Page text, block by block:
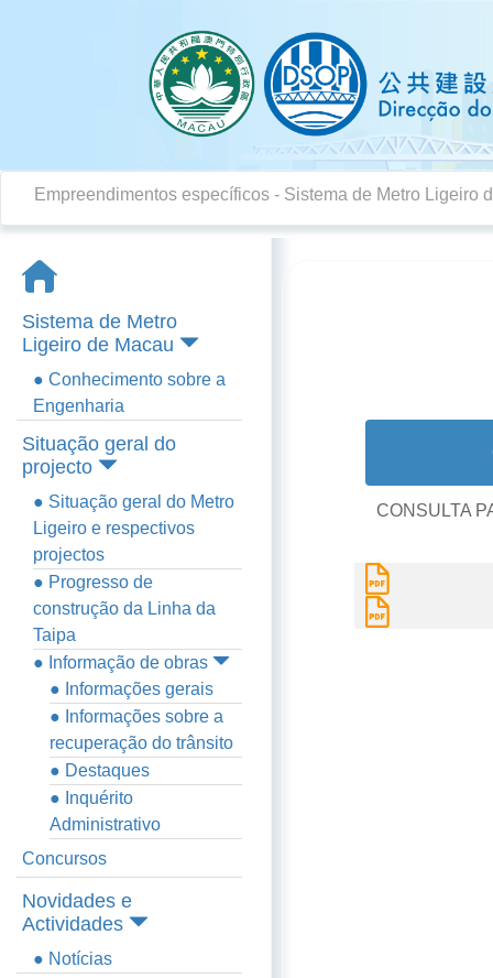
Empreendimentos específicos - Sistema de Metro Ligeiro
Sistema de Metro
Ligeiro de Macau
● Conhecimento sobre a
Engenharia
Situação geral do
projecto
● Situação geral do Metro
Ligeiro e respectivos
projectos
● Progresso de
construção da Linha da
Taipa
● Informação de obras
● Informações gerais
● Informações sobre a
recuperação do trânsito
● Destaques
● Inquérito
Administrativo
Concursos
Novidades e
Actividades
● Notícias
CONSULTA